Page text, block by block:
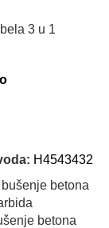
3 u 1
H4543432
betona